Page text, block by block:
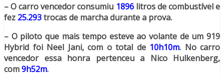
– O carro vencedor consumiu 1896litros de combustível e
fez 25.293trocas de marcha durante a prova.
– O piloto que mais tempo esteve ao volante de um 919
Hybrid foi Neel Jani, com o total de 10h10m. No carro
vencedor essa honra pertenceu a Nico Hulkenberg,
com9h52m.